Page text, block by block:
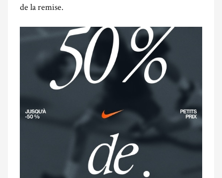
de la remise.